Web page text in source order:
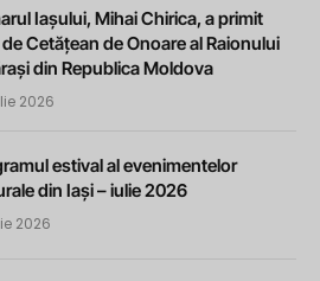
Iașului, Mihai Chirica, a primit
Cetățean de Onoare al Raionului
din Republica Moldova
2026
estival al evenimentelor
din Iași – iulie 2026
2026